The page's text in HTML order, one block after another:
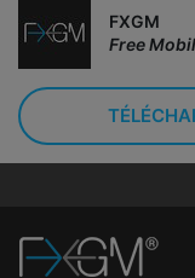
FXGM
Free